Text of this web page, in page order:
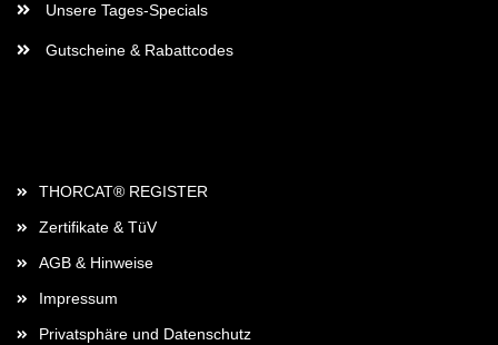
Unsere Tages-Specials
Gutscheine & Rabattcodes
THORCAT® REGISTER
Zertifikate & TüV
AGB & Hinweise
Impressum
Privatsphäre und Datenschutz